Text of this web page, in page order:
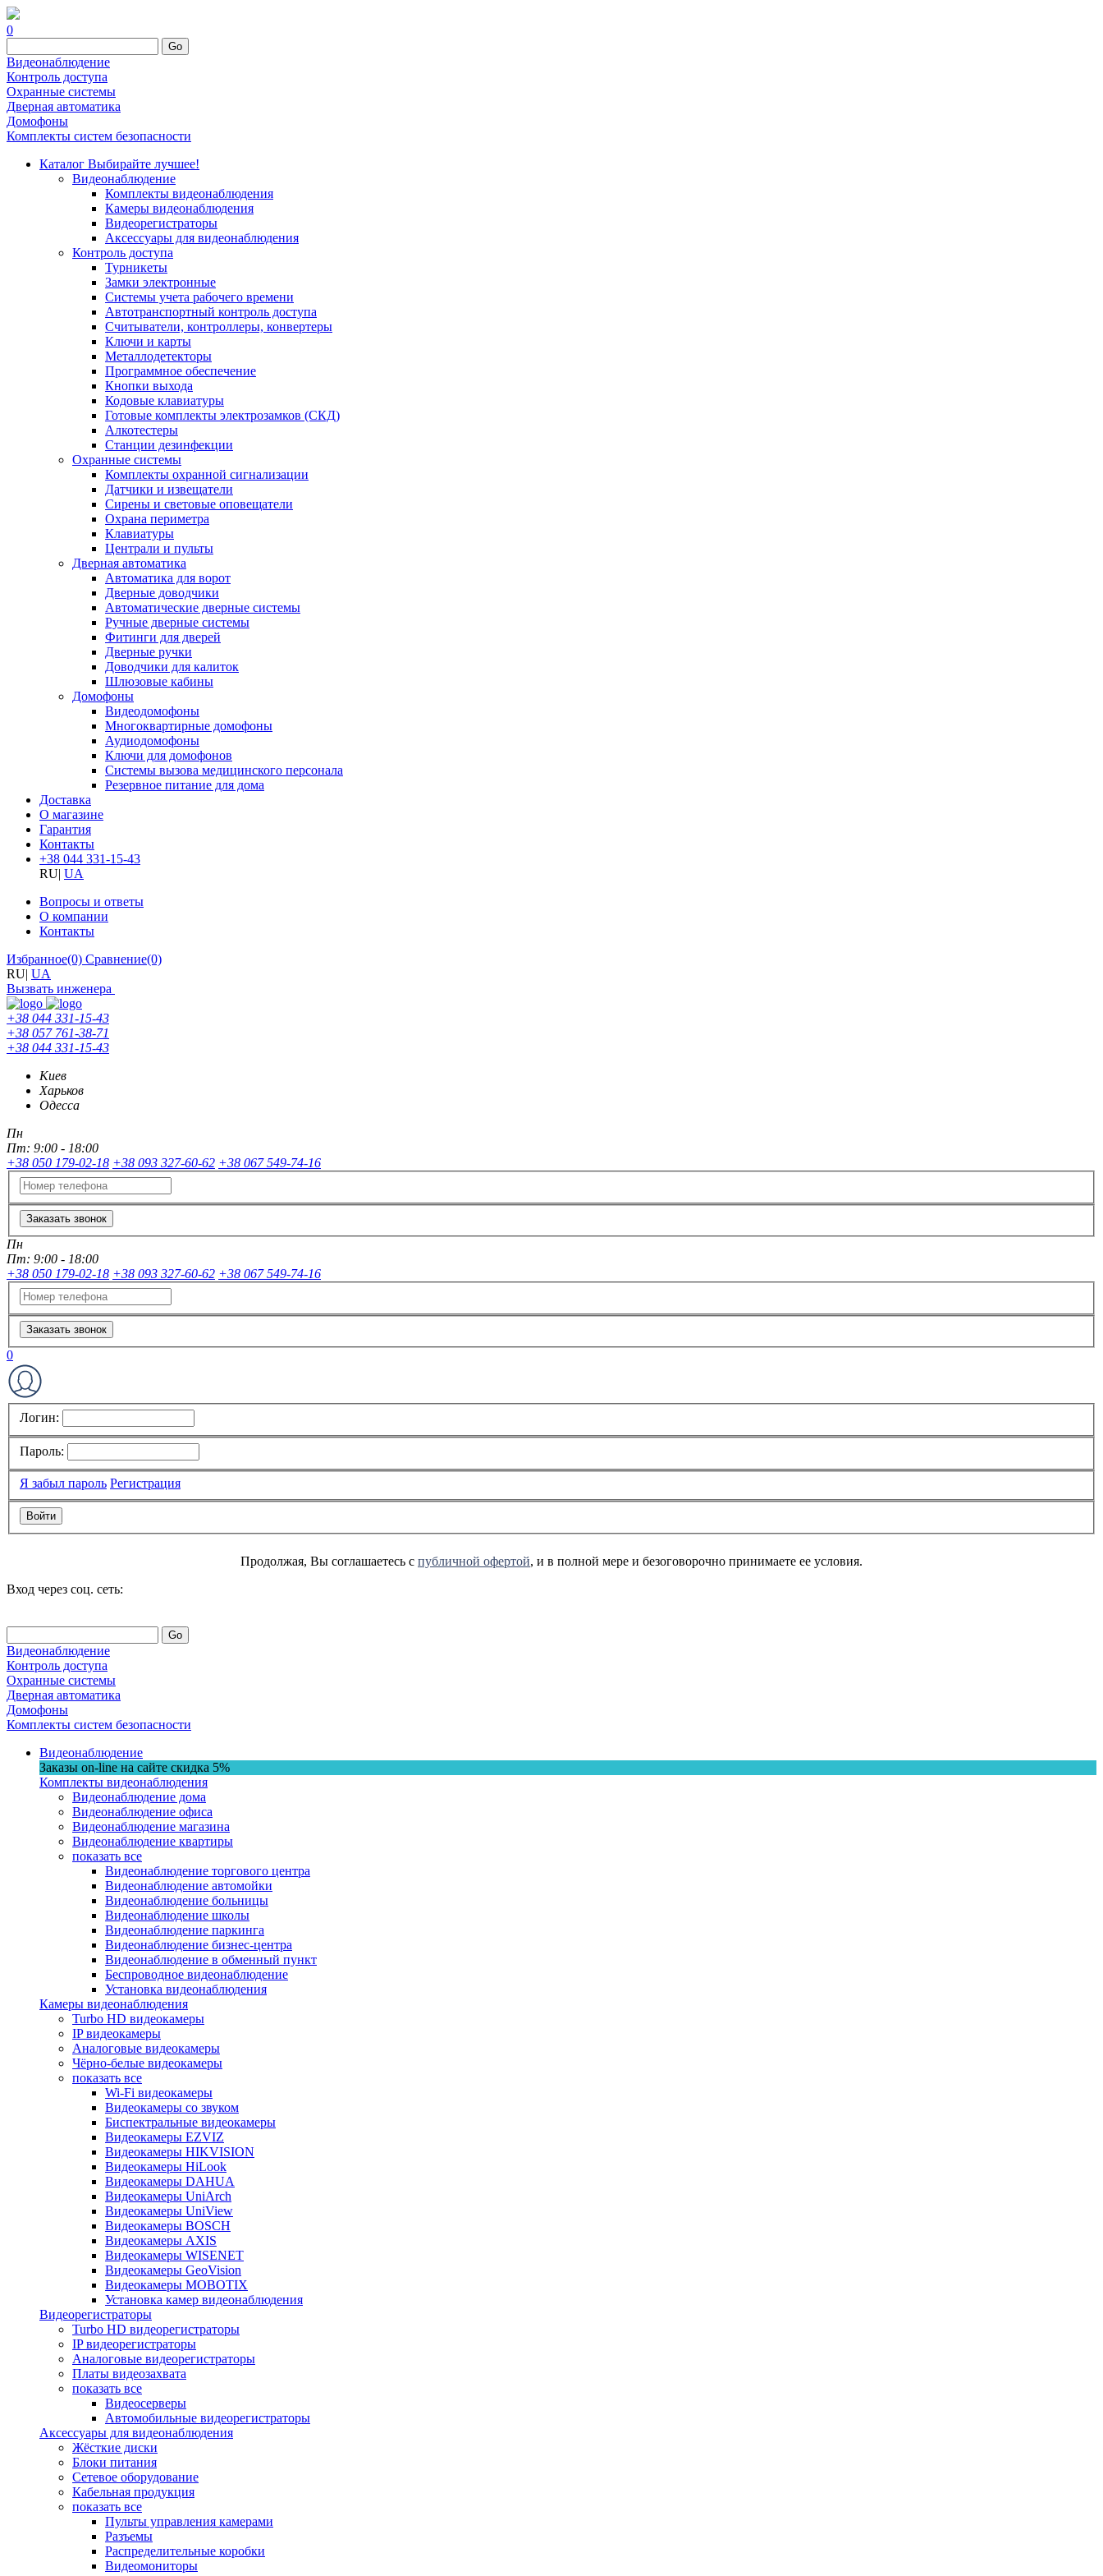
0
Go
Видеонаблюдение
Контроль доступа
Охранные системы
Дверная автоматика
Домофоны
Комплекты систем безопасности
Каталог Выбирайте лучшее!
Видеонаблюдение
Комплекты видеонаблюдения
Камеры видеонаблюдения
Видеорегистраторы
Аксессуары для видеонаблюдения
Контроль доступа
Турникеты
Замки электронные
Системы учета рабочего времени
Автотранспортный контроль доступа
Считыватели, контроллеры, конвертеры
Ключи и карты
Металлодетекторы
Программное обеспечение
Кнопки выхода
Кодовые клавиатуры
Готовые комплекты электрозамков (СКД)
Алкотестеры
Станции дезинфекции
Охранные системы
Комплекты охранной сигнализации
Датчики и извещатели
Сирены и световые оповещатели
Охрана периметра
Клавиатуры
Централи и пульты
Дверная автоматика
Автоматика для ворот
Дверные доводчики
Автоматические дверные системы
Ручные дверные системы
Фитинги для дверей
Дверные ручки
Доводчики для калиток
Шлюзовые кабины
Домофоны
Видеодомофоны
Многоквартирные домофоны
Аудиодомофоны
Ключи для домофонов
Системы вызова медицинского персонала
Резервное питание для дома
Доставка
О магазине
Гарантия
Контакты
+38 044 331-15-43
RU| UA
Вопросы и ответы
О компании
Контакты
Избранное(0) Сравнение(0)
RU| UA
Вызвать инженера
+38 044 331-15-43
+38 057 761-38-71
+38 044 331-15-43
Киев
Харьков
Одесса
Пн
Пт: 9:00 - 18:00
+38 050 179-02-18 +38 093 327-60-62 +38 067 549-74-16
Заказать звонок
Пн
Пт: 9:00 - 18:00
+38 050 179-02-18 +38 093 327-60-62 +38 067 549-74-16
Заказать звонок
0
Логин:
Пароль:
Я забыл пароль Регистрация
Продолжая, Вы соглашаетесь с публичной офертой, и в полной мере и безоговорочно принимаете ее условия.
Вход через соц. сеть:
Go
Видеонаблюдение
Контроль доступа
Охранные системы
Дверная автоматика
Домофоны
Комплекты систем безопасности
Видеонаблюдение
Заказы on-line на сaйте скидка 5%
Комплекты видеонаблюдения
Видеонаблюдение дома
Видеонаблюдение офиса
Видеонаблюдение магазина
Видеонаблюдение квартиры
показать все
Видеонаблюдение торгового центра
Видеонаблюдение автомойки
Видеонаблюдение больницы
Видеонаблюдение школы
Видеонаблюдение паркинга
Видеонаблюдение бизнес-центра
Видеонаблюдение в обменный пункт
Беспроводное видеонаблюдение
Установка видеонаблюдения
Камеры видеонаблюдения
Turbo HD видеокамеры
IP видеокамеры
Аналоговые видеокамеры
Чёрно-белые видеокамеры
показать все
Wi-Fi видеокамеры
Видеокамеры со звуком
Биспектральные видеокамеры
Видеокамеры EZVIZ
Видеокамеры HIKVISION
Видеокамеры HiLook
Видеокамеры DAHUA
Видеокамеры UniArch
Видеокамеры UniView
Видеокамеры BOSCH
Видеокамеры AXIS
Видеокамеры WISENET
Видеокамеры GeoVision
Видеокамеры MOBOTIX
Установка камер видеонаблюдения
Видеорегистраторы
Turbo HD видеорегистраторы
IP видеорегистраторы
Аналоговые видеорегистраторы
Платы видеозахвата
показать все
Видеосерверы
Автомобильные видеорегистраторы
Аксессуары для видеонаблюдения
Жёсткие диски
Блоки питания
Сетевое оборудование
Кабельная продукция
показать все
Пульты управления камерами
Разъемы
Распределительные коробки
Видеомониторы